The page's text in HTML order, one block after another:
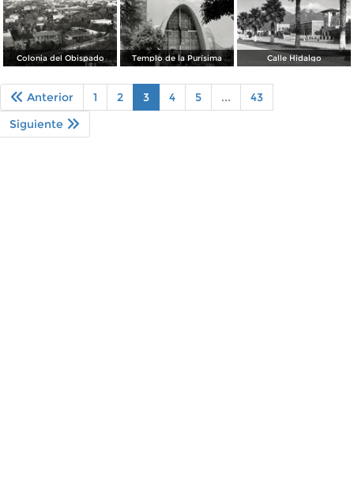
Colonia del Obispado Templo de la Purísima Calle Hidalgo
Anterior 1 2 3 4 5 ...
43
Siguiente